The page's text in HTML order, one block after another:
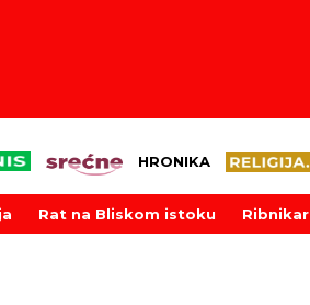
HRONIKA
Rat na Bliskom istoku Ribnikar